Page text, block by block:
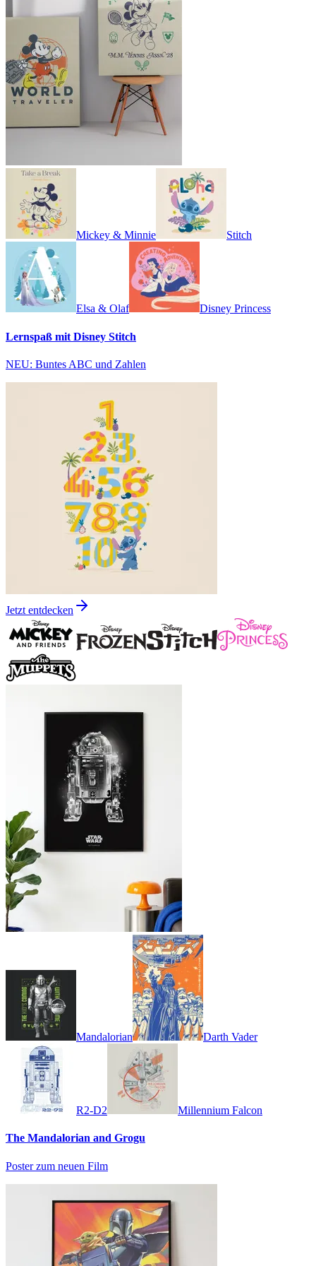
Mickey & Minnie Stitch
Elsa & Olaf Disney Princess
Lernspaß mit Disney Stitch
NEU: Buntes ABC und Zahlen
Jetzt entdecken
Mandalorian Darth Vader
R2-D2 Millennium Falcon
The Mandalorian and Grogu
Poster zum neuen Film